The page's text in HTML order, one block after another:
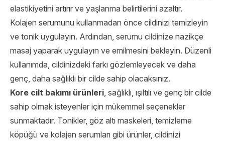
elastikiyetini artırır ve yaşlanma belirtilerini azaltır.
Kolajen serumunu kullanmadan önce cildinizi temizleyin
ve tonik uygulayın. Ardından, serumu cildinize nazikçe
masaj yaparak uygulayın ve emilmesini bekleyin. Düzenli
kullanımda, cildinizdeki farkı gözlemleyecek ve daha
genç, daha sağlıklı bir cilde sahip olacaksınız.
Kore cilt bakımı ürünleri, sağlıklı, ışıltılı ve genç bir cilde
sahip olmak isteyenler için mükemmel seçenekler
sunmaktadır. Tonikler, göz altı maskeleri, temizleme
köpüğü ve kolajen serumları gibi ürünler, cildinizi